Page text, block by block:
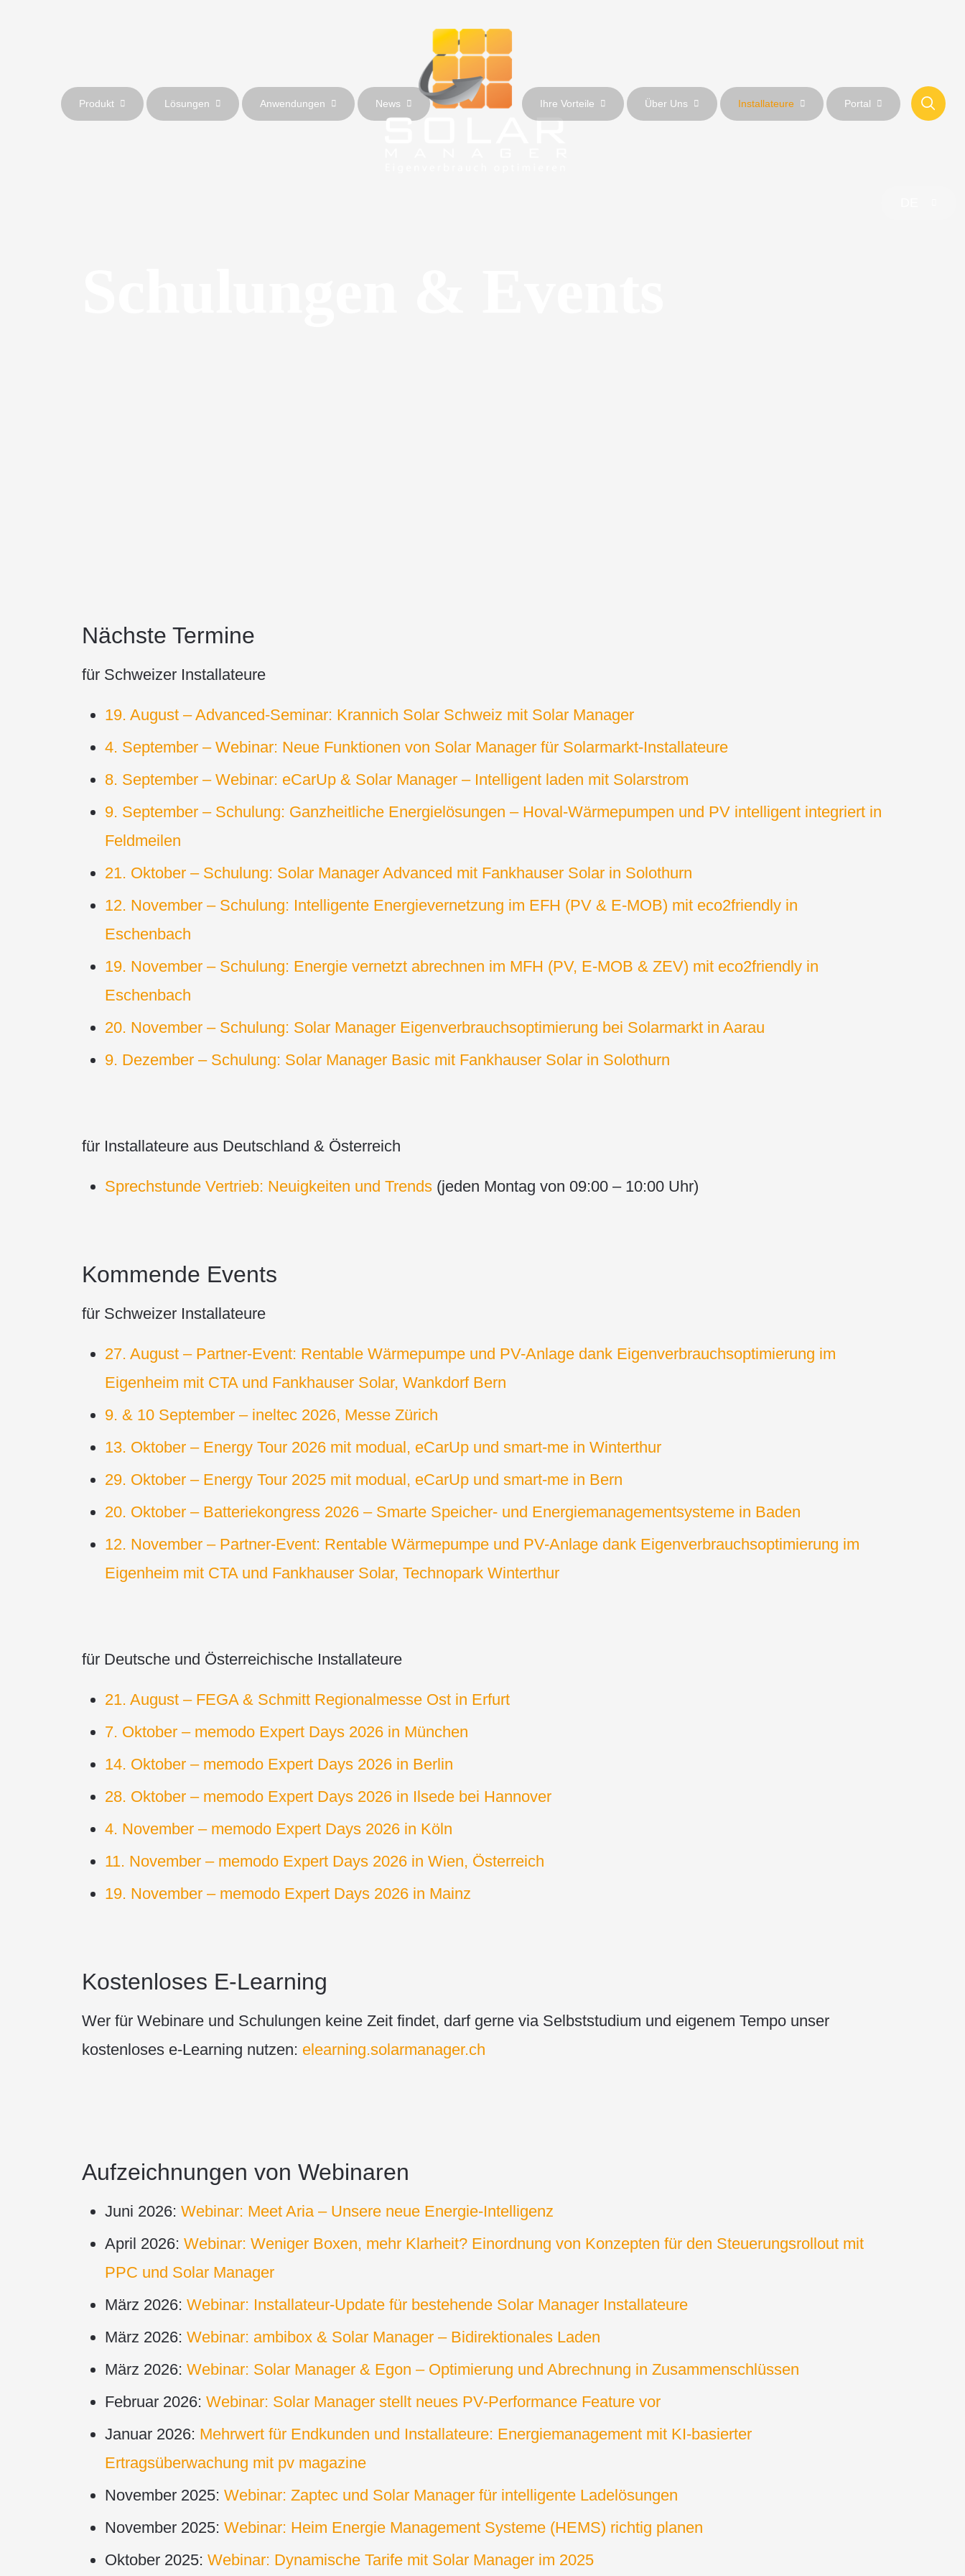
Produkt Lösungen Anwendungen News Ihre Vorteile Über Uns Installateure Portal
Nächste Termine
für Schweizer Installateure
19. August – Advanced-Seminar: Krannich Solar Schweiz mit Solar Manager
4. September – Webinar: Neue Funktionen von Solar Manager für Solarmarkt-Installateure
8. September – Webinar: eCarUp & Solar Manager – Intelligent laden mit Solarstrom
9. September – Schulung: Ganzheitliche Energielösungen – Hoval-Wärmepumpen und PV intelligent integriert in
Feldmeilen
21. Oktober – Schulung: Solar Manager Advanced mit Fankhauser Solar in Solothurn
12. November – Schulung: Intelligente Energievernetzung im EFH (PV & E-MOB) mit eco2friendly in
Eschenbach
19. November – Schulung: Energie vernetzt abrechnen im MFH (PV, E-MOB & ZEV) mit eco2friendly in
Eschenbach
20. November – Schulung: Solar Manager Eigenverbrauchsoptimierung bei Solarmarkt in Aarau
9. Dezember – Schulung: Solar Manager Basic mit Fankhauser Solar in Solothurn
für Installateure aus Deutschland & Österreich
Sprechstunde Vertrieb: Neuigkeiten und Trends (jeden Montag von 09:00 – 10:00 Uhr)
Kommende Events
für Schweizer Installateure
27. August – Partner-Event: Rentable Wärmepumpe und PV-Anlage dank Eigenverbrauchsoptimierung im
Eigenheim mit CTA und Fankhauser Solar, Wankdorf Bern
9. & 10 September – ineltec 2026, Messe Zürich
13. Oktober – Energy Tour 2026 mit modual, eCarUp und smart-me in Winterthur
29. Oktober – Energy Tour 2025 mit modual, eCarUp und smart-me in Bern
20. Oktober – Batteriekongress 2026 – Smarte Speicher- und Energiemanagementsysteme in Baden
12. November – Partner-Event: Rentable Wärmepumpe und PV-Anlage dank Eigenverbrauchsoptimierung im
Eigenheim mit CTA und Fankhauser Solar, Technopark Winterthur
für Deutsche und Österreichische Installateure
21. August – FEGA & Schmitt Regionalmesse Ost in Erfurt
7. Oktober – memodo Expert Days 2026 in München
14. Oktober – memodo Expert Days 2026 in Berlin
28. Oktober – memodo Expert Days 2026 in Ilsede bei Hannover
4. November – memodo Expert Days 2026 in Köln
11. November – memodo Expert Days 2026 in Wien, Österreich
19. November – memodo Expert Days 2026 in Mainz
Kostenloses E-Learning
Wer für Webinare und Schulungen keine Zeit findet, darf gerne via Selbststudium und eigenem Tempo unser
kostenloses e-Learning nutzen: elearning.solarmanager.ch
Aufzeichnungen von Webinaren
Juni 2026: Webinar: Meet Aria – Unsere neue Energie-Intelligenz
April 2026: Webinar: Weniger Boxen, mehr Klarheit? Einordnung von Konzepten für den Steuerungsrollout mit
PPC und Solar Manager
März 2026: Webinar: Installateur-Update für bestehende Solar Manager Installateure
März 2026: Webinar: ambibox & Solar Manager – Bidirektionales Laden
März 2026: Webinar: Solar Manager & Egon – Optimierung und Abrechnung in Zusammenschlüssen
Februar 2026: Webinar: Solar Manager stellt neues PV-Performance Feature vor
Januar 2026: Mehrwert für Endkunden und Installateure: Energiemanagement mit KI-basierter
Ertragsüberwachung mit pv magazine
November 2025: Webinar: Zaptec und Solar Manager für intelligente Ladelösungen
November 2025: Webinar: Heim Energie Management Systeme (HEMS) richtig planen
Oktober 2025: Webinar: Dynamische Tarife mit Solar Manager im 2025